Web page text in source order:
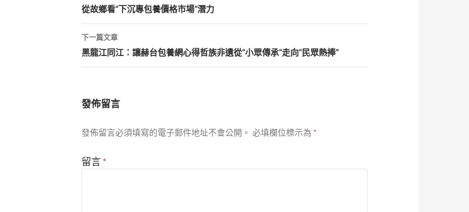
章
導
覽
從故鄉看“下沉專包養價格市場”潛力
下一篇文章
黑龍江同江：讓赫台包養網心得哲族非遺從“小眾傳承”走向“民眾熱捧”
發佈留言
發佈留言必須填寫的電子郵件地址不會公開。 必填欄位標示為 *
留言 *